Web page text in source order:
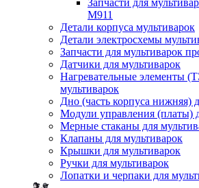
Запчасти для
M911
Детали корпуса мультиварок
Детали электросхемы
Запчасти для мультиварок
Датчики для мультиварок
Нагревательные элементы
мультиварок
Дно (часть корпуса нижняя)
Модули управления (платы)
Мерные стаканы для
Клапаны для мультиварок
Крышки для мультиварок
Ручки для мультиварок
Лопатки и черпаки для